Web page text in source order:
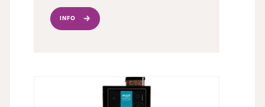
INFO